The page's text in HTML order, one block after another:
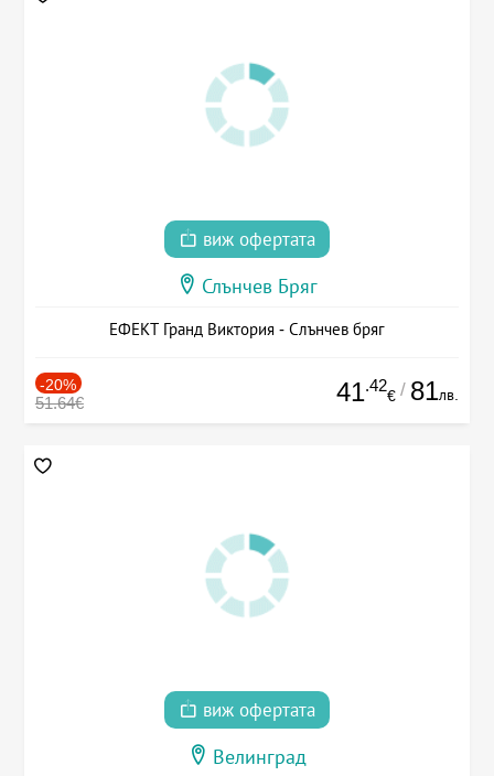
виж офертата
Слънчев Бряг
ЕФЕКТ Гранд Виктория - Слънчев бряг
-20%
51.64€ 41.42
€ / 81лв.
виж офертата
Велинград